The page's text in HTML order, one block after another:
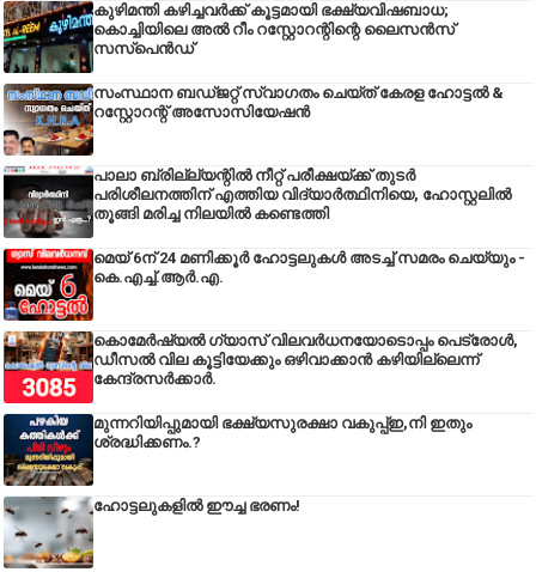
കുഴിമന്തി കഴിച്ചവർക്ക് കൂട്ടമായി ഭക്ഷ്യവിഷബാധ;
കൊച്ചിയിലെ അൽ റീം റസ്റ്റോറന്റിന്റെ ലൈസൻസ്
സസ്പെൻഡ്
സംസ്ഥാന ബഡ്‌ജറ്റ് സ്വാഗതം ചെയ്ത് കേരള ഹോട്ടൽ &
റസ്റ്റോറന്റ് അസോസിയേഷൻ
പാലാ ബ്രില്ല്യന്റിൽ നീറ്റ് പരീക്ഷയ്ക്ക് തുടർ
പരിശീലനത്തിന് എത്തിയ വിദ്യാർത്ഥിനിയെ, ഹോസ്റ്റലിൽ
തൂങ്ങി മരിച്ച നിലയിൽ കണ്ടെത്തി
മെയ് 6ന് 24 മണിക്കൂർ ഹോട്ടലുകൾ അടച്ച് സമരം ചെയ്യും -
കെ.എച്ച്.ആർ.എ.
കൊമേർഷ്യൽ ഗ്യാസ് വിലവർധനയോടൊപ്പം പെട്രോൾ,
ഡീസല്‍ വില കൂട്ടിയേക്കും ഒഴിവാക്കാന്‍ കഴിയില്ലെന്ന്
കേന്ദ്രസര്‍ക്കാര്‍.
മുന്നറിയിപ്പുമായി ഭക്ഷ്യസുരക്ഷാ വകുപ്പ്ഇ,നി ഇതും
ശ്രദ്ധിക്കണം.?
ഹോട്ടലുകളിൽ ഈച്ച ഭരണം!